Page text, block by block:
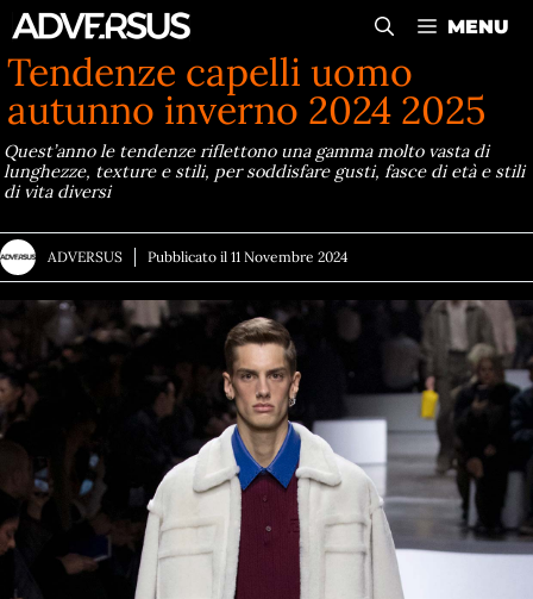
Vai
al
contenuto
MENU
Tendenze capelli uomo
autunno inverno 2024 2025
Quest’anno le tendenze riflettono una gamma molto vasta di
lunghezze, texture e stili, per soddisfare gusti, fasce di età e stili
di vita diversi
ADVERSUS Pubblicato il 11 Novembre 2024